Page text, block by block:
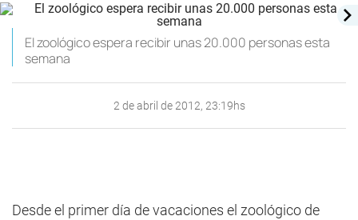
El zoológico espera recibir unas 20.000 personas esta
semana
2 de abril de 2012, 23:19hs
Desde el primer día de vacaciones el zoológico de